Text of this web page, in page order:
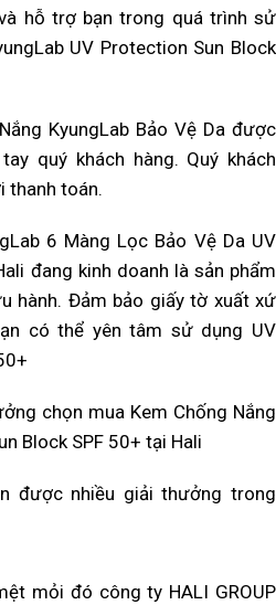
hỗ trợ bạn trong quá trình sử
UV Protection Sun Block
KyungLab Bảo Vệ Da được
quý khách hàng. Quý khách
thanh toán.
6 Màng Lọc Bảo Vệ Da UV
đang kinh doanh là sản phẩm
hành. Đảm bảo giấy tờ xuất xứ
có thể yên tâm sử dụng UV
chọn mua Kem Chống Nắng
Block SPF 50+ tại Hali
được nhiều giải thưởng trong
mỏi đó công ty HALI GROUP